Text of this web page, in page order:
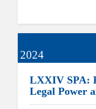
2024
LXXIV SPA:
Legal Power